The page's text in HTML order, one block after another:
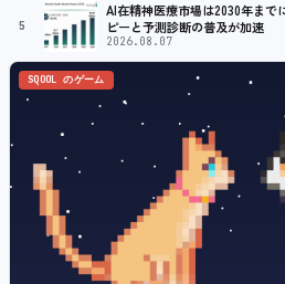
5
AI在精神医療市場は2030年まで
ピーと予測診断の普及が加速
2026.08.07
SQOOL のゲーム